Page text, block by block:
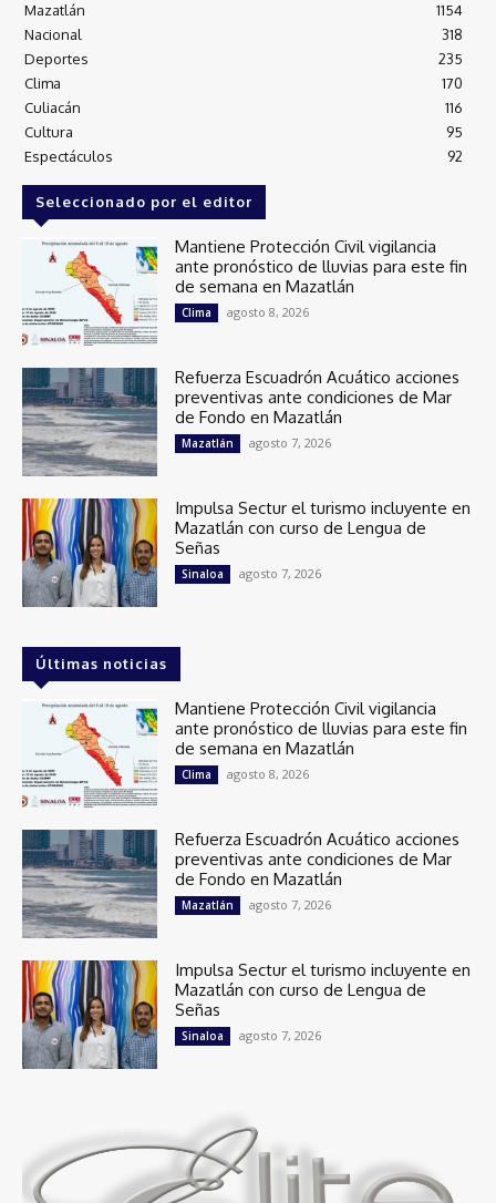
Mazatlán
1154
Nacional
318
Deportes
235
Clima
170
Culiacán
116
Cultura
95
Espectáculos
92
Seleccionado por el editor
Mantiene Protección Civil vigilancia
ante pronóstico de lluvias para este fin
de semana en Mazatlán
Clima agosto 8, 2026
Refuerza Escuadrón Acuático acciones
preventivas ante condiciones de Mar
de Fondo en Mazatlán
Mazatlán agosto 7, 2026
Impulsa Sectur el turismo incluyente en
Mazatlán con curso de Lengua de
Señas
Sinaloa agosto 7, 2026
Últimas noticias
Mantiene Protección Civil vigilancia
ante pronóstico de lluvias para este fin
de semana en Mazatlán
Clima agosto 8, 2026
Refuerza Escuadrón Acuático acciones
preventivas ante condiciones de Mar
de Fondo en Mazatlán
Mazatlán agosto 7, 2026
Impulsa Sectur el turismo incluyente en
Mazatlán con curso de Lengua de
Señas
Sinaloa agosto 7, 2026